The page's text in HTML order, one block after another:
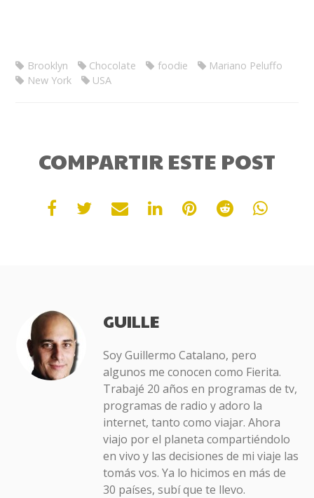
Brooklyn Chocolate foodie
Mariano Peluffo
New York
USA
COMPARTIR ESTE POST
GUILLE
Soy Guillermo Catalano, pero
algunos me conocen como Fierita.
Trabajé 20 años en programas de tv,
programas de radio y adoro la
internet, tanto como viajar. Ahora
viajo por el planeta compartiéndolo
en vivo y las decisiones de mi viaje las
tomás vos. Ya lo hicimos en más de
30 países, subí que te llevo.